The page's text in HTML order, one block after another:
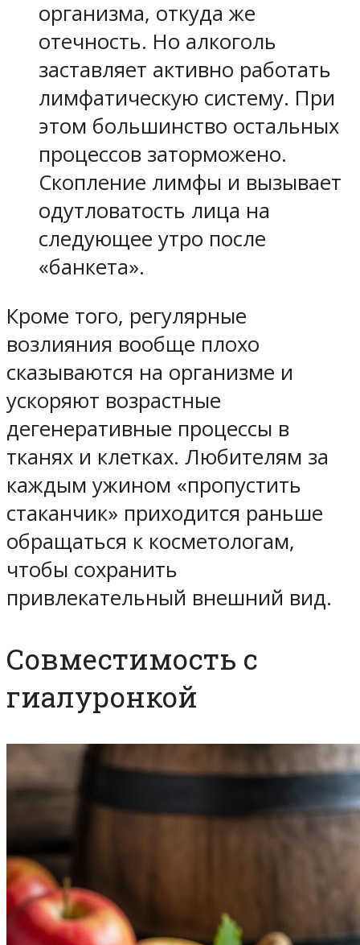
организма, откуда же
отечность. Но алкоголь
заставляет активно работать
лимфатическую систему. При
этом большинство остальных
процессов заторможено.
Скопление лимфы и вызывает
одутловатость лица на
следующее утро после
«банкета».
Кроме того, регулярные
возлияния вообще плохо
сказываются на организме и
ускоряют возрастные
дегенеративные процессы в
тканях и клетках. Любителям за
каждым ужином «пропустить
стаканчик» приходится раньше
обращаться к косметологам,
чтобы сохранить
привлекательный внешний вид.
Совместимость с
гиалуронкой